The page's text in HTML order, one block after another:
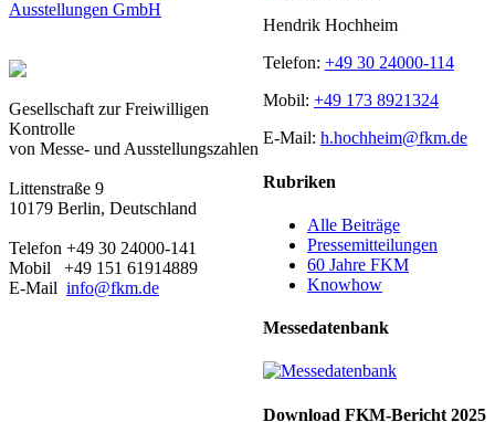
Hendrik Hochheim
Telefon: +49 30 24000-114
Mobil: +49 173 8921324
E-Mail: h.hochheim@fkm.de
Rubriken
Alle Beiträge
Pressemitteilungen
60 Jahre FKM
Knowhow
Messedatenbank
Download FKM-Bericht 2025
Gesellschaft zur Freiwilligen
Kontrolle
von Messe- und Ausstellungszahlen
Littenstraße 9
10179 Berlin, Deutschland
Telefon +49 30 24000-141
Mobil +49 151 61914889
E-Mail info@fkm.de